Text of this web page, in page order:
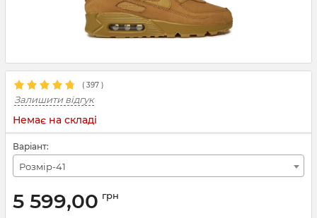
( 397 )
Залишити відгук
Немає на складі
Варіант:
Розмір-41
5 599,00 грн